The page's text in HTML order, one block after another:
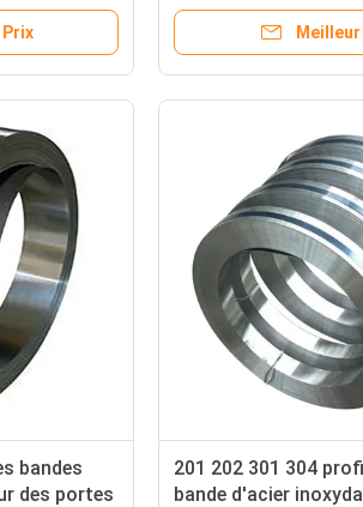
à froid par 50mm 304
bandes
des portes
201 202 301 304
bande d'acier